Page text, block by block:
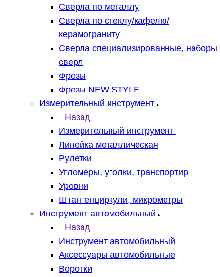
Сверла по металлу
Сверла по стеклу/кафелю/
керамограниту
Сверла специализированные, наборы
сверл
Фрезы
Фрезы NEW STYLE
Измерительный инструмент
Назад
Измерительный инструмент
Линейка металлическая
Рулетки
Угломеры, уголки, транспортир
Уровни
Штангенциркули, микрометры
Инструмент автомобильный
Назад
Инструмент автомобильный
Аксессуары автомобильные
Воротки